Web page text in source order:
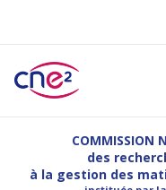
CNE2
COMMISSION
des
à la gestion des